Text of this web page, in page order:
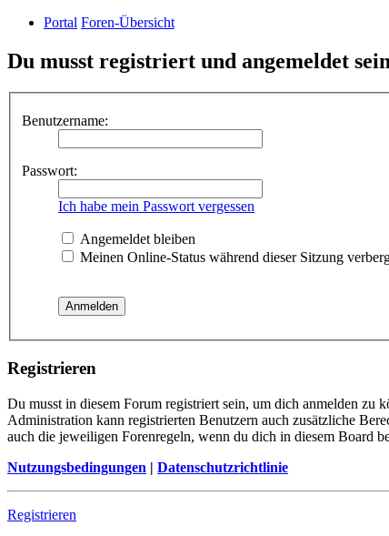
Portal Foren-Übersicht
Du musst registriert und angemeldet
Benutzername:
Passwort:
Ich habe mein Passwort vergessen
Angemeldet bleiben
Meinen Online-Status während dieser Sitzung
Registrieren
Du musst in diesem Forum registriert sein, um dich anmelden
Administration kann registrierten Benutzern auch zusätzliche
auch die jeweiligen Forenregeln, wenn du dich in diesem Board
Nutzungsbedingungen | Datenschutzrichtlinie
Registrieren